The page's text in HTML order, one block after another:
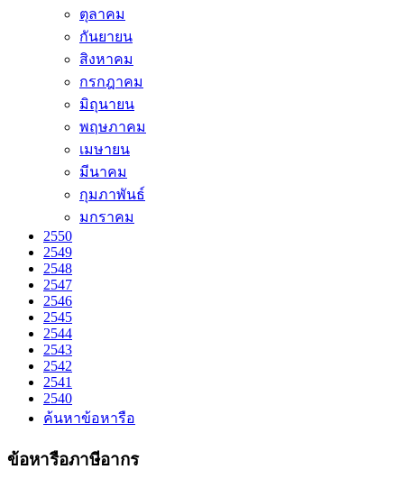
ตุลาคม
กันยายน
สิงหาคม
กรกฎาคม
มิถุนายน
พฤษภาคม
เมษายน
มีนาคม
กุมภาพันธ์
มกราคม
2550
2549
2548
2547
2546
2545
2544
2543
2542
2541
2540
ค้นหาข้อหารือ
ข้อหารือภาษีอากร